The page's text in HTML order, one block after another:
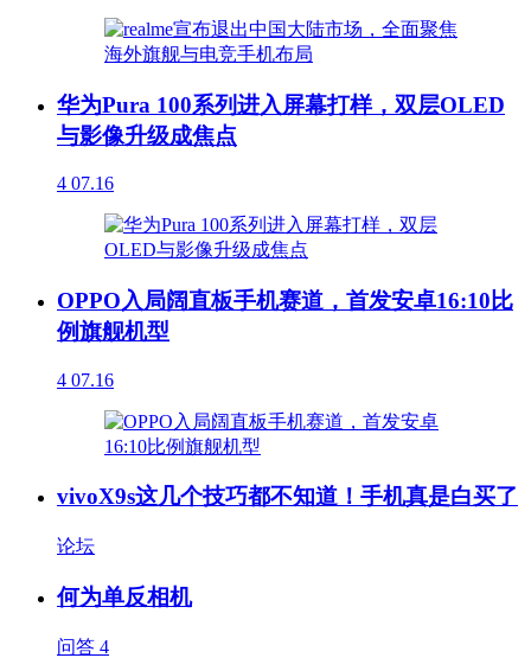
华为Pura 100系列进入屏幕打样，双层OLED
与影像升级成焦点
4 07.16
OPPO入局阔直板手机赛道，首发安卓16:10比
例旗舰机型
4 07.16
vivoX9s这几个技巧都不知道！手机真是白买了
论坛
何为单反相机
问答 4